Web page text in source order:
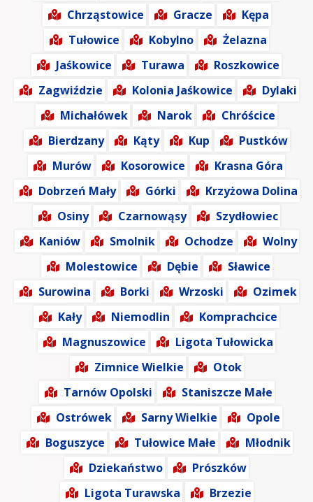
Chrząstowice
Gracze
Kępa
Tułowice
Kobylno
Żelazna
Jaśkowice
Turawa
Roszkowice
Zagwiździe
Kolonia Jaśkowice
Dylaki
Michałówek
Narok
Chróścice
Bierdzany
Kąty Kup
Pustków
Murów
Kosorowice
Krasna Góra
Dobrzeń Mały
Górki
Krzyżowa Dolina
Osiny
Czarnowąsy
Szydłowiec
Kaniów
Smolnik Ochodze
Wolny
Molestowice
Dębie
Sławice
Surowina
Borki Wrzoski
Ozimek
Kały
Niemodlin
Komprachcice
Magnuszowice
Ligota Tułowicka
Zimnice Wielkie
Otok
Tarnów Opolski
Staniszcze Małe
Ostrówek
Sarny Wielkie
Opole
Boguszyce
Tułowice Małe
Młodnik
Dziekaństwo
Prószków
Ligota Turawska
Brzezie